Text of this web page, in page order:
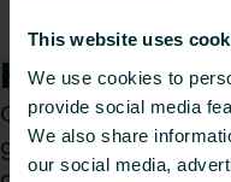
This website uses
We use cookies to
provide social media
We also share
our social media,
Hur kan vi
Oavsett om du är
grossist, välj en